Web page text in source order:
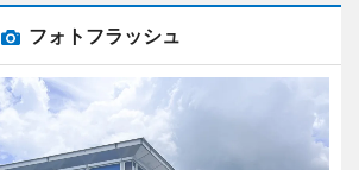
フォトフラッシュ